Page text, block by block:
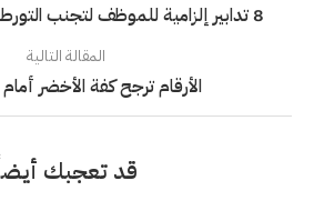
8 تدابير إلزامية للموظف لتجنب التورط في تعارض المصالح
المقالة التالية
الأرقام ترجح كفة الأخضر
قد تعجبك